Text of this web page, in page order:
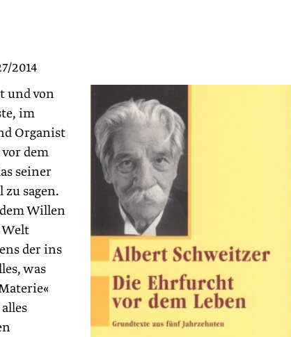
2014
und von
im
Organist
dem
seiner
sagen.
Willen
der ins
was